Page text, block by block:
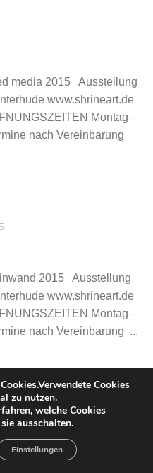
media 2015 Ausstellung
www.shrineart.de
Montag –
nach Vereinbarung
2015 Ausstellung
www.shrineart.de
Montag –
nach Vereinbarung ...
2015
you were a lady
a lady. Öl auf Leinwand
Cookies
zu nutzen.
welche Cookies
ausschalten.
Einstellungen